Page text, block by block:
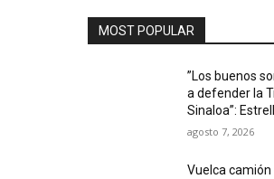
MOST POPULAR
”Los buenos
a defender la
Sinaloa”:
agosto 7, 2026
Vuelca